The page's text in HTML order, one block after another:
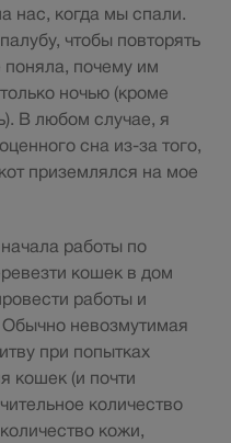
нас, когда мы спали.
чтобы повторять
поняла, почему им
ночью (кроме
В любом случае, я
сна из-за того,
приземлялся на мое
работы по
кошек в дом
работы и
Обычно невозмутимая
при попытках
кошек (и почти
количество
кожи,